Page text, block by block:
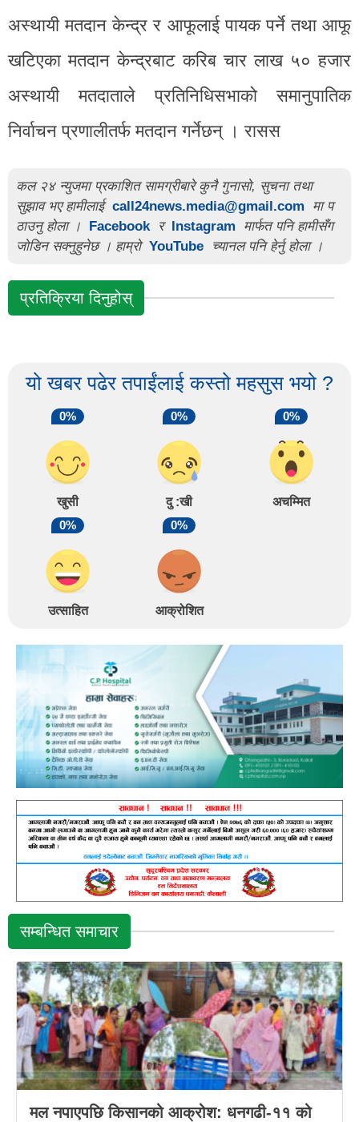
अस्थायी मतदान केन्द्र र आफूलाई पायक पर्ने तथा आफू
खटिएका मतदान केन्द्रबाट करिब चार लाख ५० हजार
अस्थायी मतदाताले प्रतिनिधिसभाको समानुपातिक
निर्वाचन प्रणालीतर्फ मतदान गर्नेछन् । रासस
कल २४ न्युजमा प्रकाशित सामग्रीबारे कुनै गुनासो, सुचना तथा
सुझाव भए हामीलाई call24news.media@gmail.com
मा प
ठाउनु होला ।
Facebook र Instagram
मार्फत पनि हामीसँग
जोडिन सक्नुहुनेछ । हाम्रो YouTube च्यानल पनि हेर्नु होला ।
प्रतिक्रिया दिनुहोस्
यो खबर पढेर तपाईंलाई कस्तो महसुस भयो ?
0%
खुसी
0%
दु :खी
0%
अचम्मित
0%
उत्साहित
0%
आक्रोशित
सम्बन्धित समाचार
मल नपाएपछि किसानको आक्रोश: धनगढी-११ को